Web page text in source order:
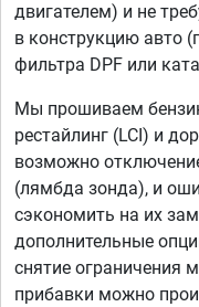
двигателем) и не
в конструкцию авто
фильтра DPF или
Мы прошиваем
рестайлинг (LCI) и
возможно
(лямбда зонда), и
сэкономить на их
дополнительные
снятие ограничения
прибавки можно